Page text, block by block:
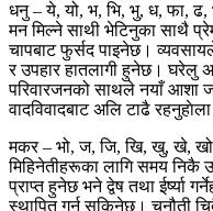
धनु – ये, यो, भ, भि, भु, ध, फा, ढ,
मन मिल्ने साथी भेटिनुका साथै
चापबाट फुर्सद पाइनेछ।
र उपहार हातलागी हुनेछ। घरेलु
परिवारजनको साथले नयाँ आशा
वादविवादबाट अलि टाढै
मकर – भो, ज, जि, खि, खु, खे, खो,
मिहिनेतीहरूका लागि समय निकै
प्राप्त हुनेछ भने द्वेष तथा ईर्ष्या
स्थापित गर्न सकिनेछ। चुनौती